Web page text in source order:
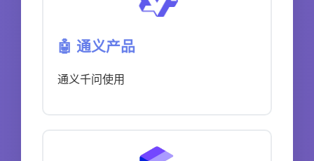
🤖 通义产品
通义千问使用